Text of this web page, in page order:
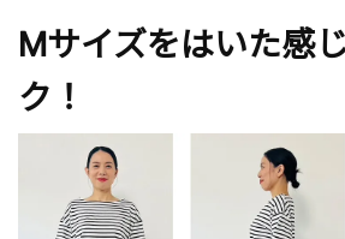
Mサイズをはいた感
ク！